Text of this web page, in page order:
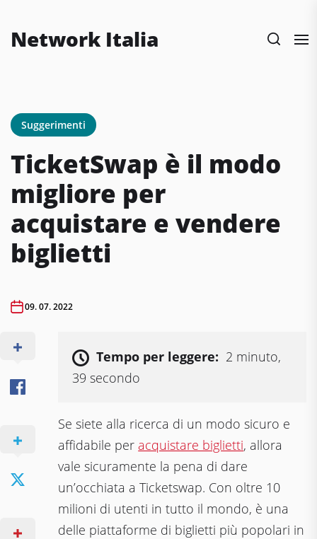
theNetwork Italia
Suggerimenti
TicketSwap è il modo
migliore per
acquistare e vendere
biglietti
09. 07. 2022
Tempo per leggere: 2 minuto,
39 secondo
Se siete alla ricerca di un modo sicuro e
affidabile per acquistare biglietti, allora
vale sicuramente la pena di dare
un’occhiata a Ticketswap. Con oltre 10
milioni di utenti in tutto il mondo, è una
delle piattaforme di biglietti più popolari in